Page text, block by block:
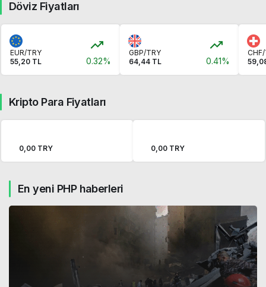
Döviz Fiyatları
EUR/TRY
55,20 TL
0.32%
GBP/TRY
64,44 TL
0.41%
Kripto Para Fiyatları
0,00 TRY 0,00 TRY
En yeni PHP haberleri